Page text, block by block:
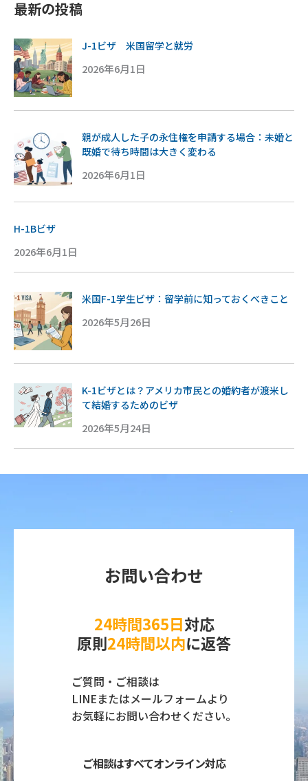
最新の投稿
J-1ビザ 米国留学と就労
2026年6月1日
親が成人した子の永住権を申請する場合：未婚と
既婚で待ち時間は大きく変わる
2026年6月1日
H-1Bビザ
2026年6月1日
米国F-1学生ビザ：留学前に知っておくべきこと
2026年5月26日
K-1ビザとは？アメリカ市民との婚約者が渡米し
て結婚するためのビザ
2026年5月24日
お問い合わせ
24時間365日対応
原則24時間以内に返答
ご質問・ご相談は
LINEまたはメールフォームより
お気軽にお問い合わせください。
ご相談はすべてオンライン対応